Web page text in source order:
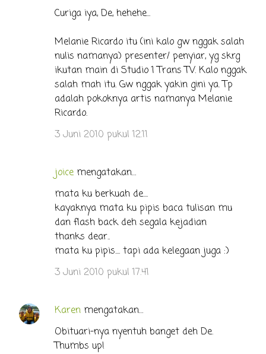
Curiga iya, De, hehehe...
Melanie Ricardo itu (ini kalo gw nggak salah
nulis namanya) presenter/ penyiar, yg skrg
ikutan main di Studio 1 Trans TV. Kalo nggak
salah mah itu. Gw nggak yakin gini ya. Tp
adalah pokoknya artis namanya Melanie
Ricardo.
3 Juni 2010 pukul 12.11
joice mengatakan…
mata ku berkuah de....
kayaknya mata ku pipis baca tulisan mu
dan flash back deh segala kejadian
thanks dear..
mata ku pipis.... tapi ada kelegaan juga :)
3 Juni 2010 pukul 17.41
Karen mengatakan…
Obituari-nya nyentuh banget deh De.
Thumbs up!